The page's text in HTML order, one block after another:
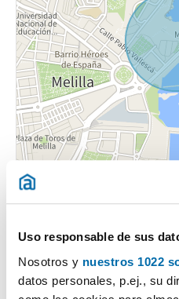
Uso responsable de sus
Nosotros y nuestros 1022
datos personales, p.ej., su